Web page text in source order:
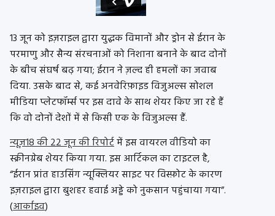
13 जून को इज़राइल द्वारा युद्धक विमानों और ड्रोन से ईरान के
परमाणु और सैन्य संरचनाओं को निशाना बनाने के बाद दोनों
के बीच संघर्ष बढ़ गया; ईरान ने ज़ल्द ही हमलों का जवाब
दिया. उसके बाद से, कई अनवेरिफ़ाइड विजुअल्स सोशल
मीडिया प्लेटफॉर्म्स पर इस दावे के साथ शेयर किए जा रहे हैं
कि वो दोनों देशों में से किसी एक के विजुअल्स हैं.
न्यूज़18 की 22 जून की रिपोर्टमें इस वायरल वीडियो का
स्क्रीनग्रेब शेयर किया गया. इस आर्टिकल का टाइटल है,
“ईरान प्रांत हाउसिंग न्यूक्लियर साइट पर विस्फ़ोट के कारण
इज़राइल द्वारा बुशहर हवाई अड्डे को नुकसान पहुंचाया गया”.
(आर्काइव)